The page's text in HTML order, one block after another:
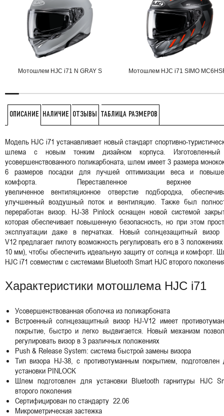
Мотошлем HJC i71 N GRAY S Мотошлем HJC i71 SIMO
ОПИСАНИЕ НАЛИЧИЕ ОТЗЫВЫ ТАБЛИЦА РАЗМЕРОВ
Модель HJC i71 устанавливает новый стандарт спортивно-
шлема с новым тонким дизайном корпуса.
усовершенствованного поликарбоната, шлем имеет 3 размера
6 размеров посадки для лучшей оптимизации веса и
комфорта. Переставленное
увеличенное вентиляционное отверстие подбородка,
улучшенный воздушный поток и вентиляцию. Также был
переработан визор. HJ-38 Pinlock оснащен новой системой
которая обеспечивает повышенную безопасность, но при этом
эксплуатации даже в перчатках. Новый солнцезащитный визор
V12 предлагает пилоту возможность регулировать его в 3
10 мм), чтобы обеспечить идеальную защиту от солнца и комфорт.
HJC i71 совместим с системами Bluetooth Smart HJC второго
Характеристики мотошлема HJC i71
Усовершенствованная оболочка из поликарбоната
Встроенный солнцезащитный визор HJ-V12 имеет
покрытие, быстро и легко выдвигается. Новый механизм
регулировать визор в 3 различных положениях
Push & Release System: система быстрой замены визора
Тип визора HJ-38, с противотуманным покрытием, подготовлен
установки PINLOCK
Шлем подготовлен для установки Bluetooth гарнитуры HJC
второго поколения
Сертифицирован по стандарту 22.06
Микрометрическая застежка